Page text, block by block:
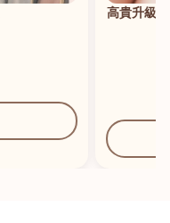
高貴升級